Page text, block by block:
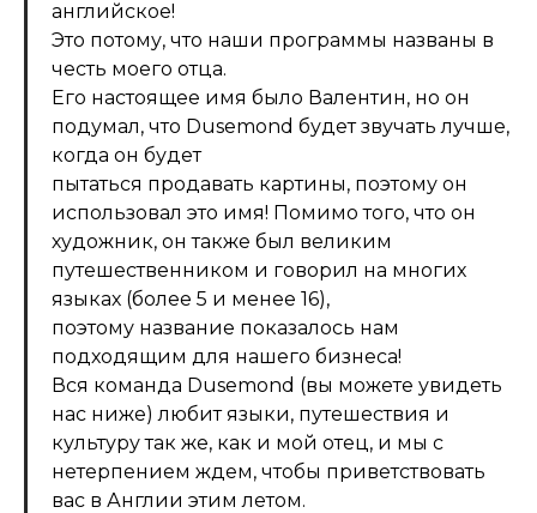
английское!
Это потому, что наши программы названы в
честь моего отца.
Его настоящее имя было Валентин, но он
подумал, что Dusemond будет звучать лучше,
когда он будет
пытаться продавать картины, поэтому он
использовал это имя! Помимо того, что он
художник, он также был великим
путешественником и говорил на многих
языках (более 5 и менее 16),
поэтому название показалось нам
подходящим для нашего бизнеса!
Вся команда Dusemond (вы можете увидеть
нас ниже) любит языки, путешествия и
культуру так же, как и мой отец, и мы с
нетерпением ждем, чтобы приветствовать
вас в Англии этим летом.